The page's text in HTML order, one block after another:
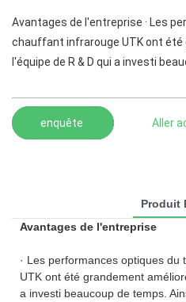
Avantages de l'entreprise · Les
chauffant infrarouge UTK ont
l'équipe de R & D qui a investi
enquête Aller
Produit
Avantages de l'entreprise
· Les performances optiques
UTK ont été grandement
a investi beaucoup de temps.